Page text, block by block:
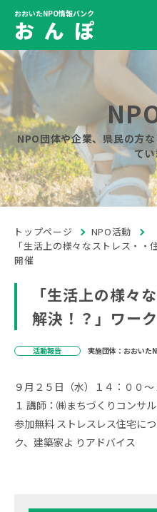
おおいたNPO情報バンク
お ん ぽ
NPO団体や企業、県民の方
て
トップページ
NPO活動
「生活上の様々なストレス・
開催
「生活上の様々
解決！？」ワー
活動報告 実施団体：おおいた
９月２５日（水）１４：００
１ 講師：㈱まちづくりコン
参加無料 ストレスレス住宅に
ク、建築家よ りアドバイス